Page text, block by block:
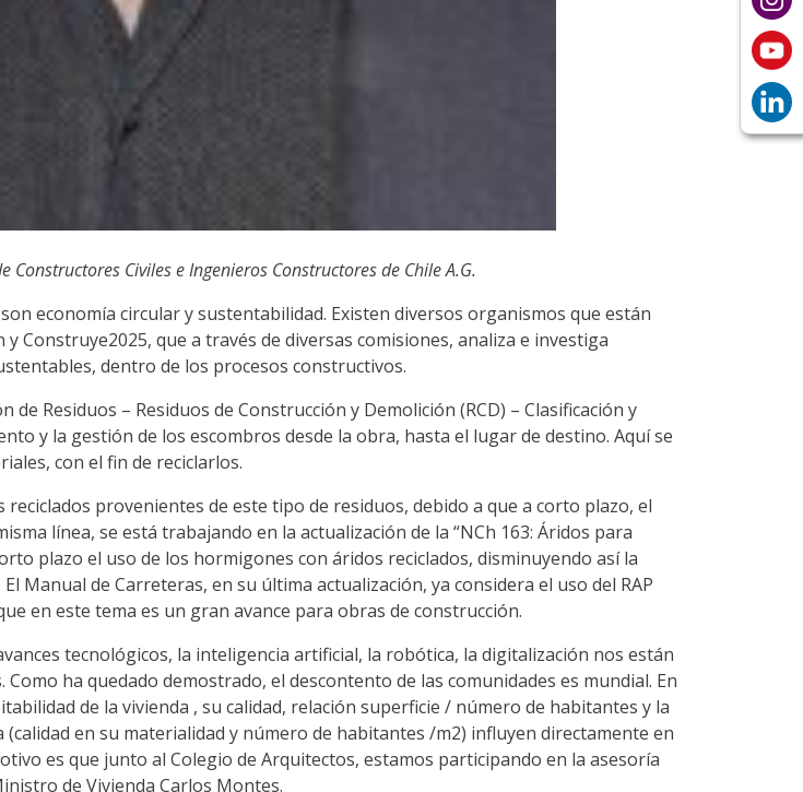
Civiles e Ingenieros Constructores de Chile A.G.
economía circular y sustentabilidad. Existen diversos organismos que están
Construye2025, que a través de diversas comisiones, analiza e investiga
dentro de los procesos constructivos.
Residuos – Residuos de Construcción y Demolición (RCD) – Clasificación y
y la gestión de los escombros desde la obra, hasta el lugar de destino. Aquí se
con el fin de reciclarlos.
provenientes de este tipo de residuos, debido a que a corto plazo, el
línea, se está trabajando en la actualización de la “NCh 163: Áridos para
plazo el uso de los hormigones con áridos reciclados, disminuyendo así la
Manual de Carreteras, en su última actualización, ya considera el uso del RAP
en este tema es un gran avance para obras de construcción.
tecnológicos, la inteligencia artificial, la robótica, la digitalización nos están
ha quedado demostrado, el descontento de las comunidades es mundial. En
de la vivienda , su calidad, relación superficie / número de habitantes y la
en su materialidad y número de habitantes /m2) influyen directamente en
es que junto al Colegio de Arquitectos, estamos participando en la asesoría
de Vivienda Carlos Montes.